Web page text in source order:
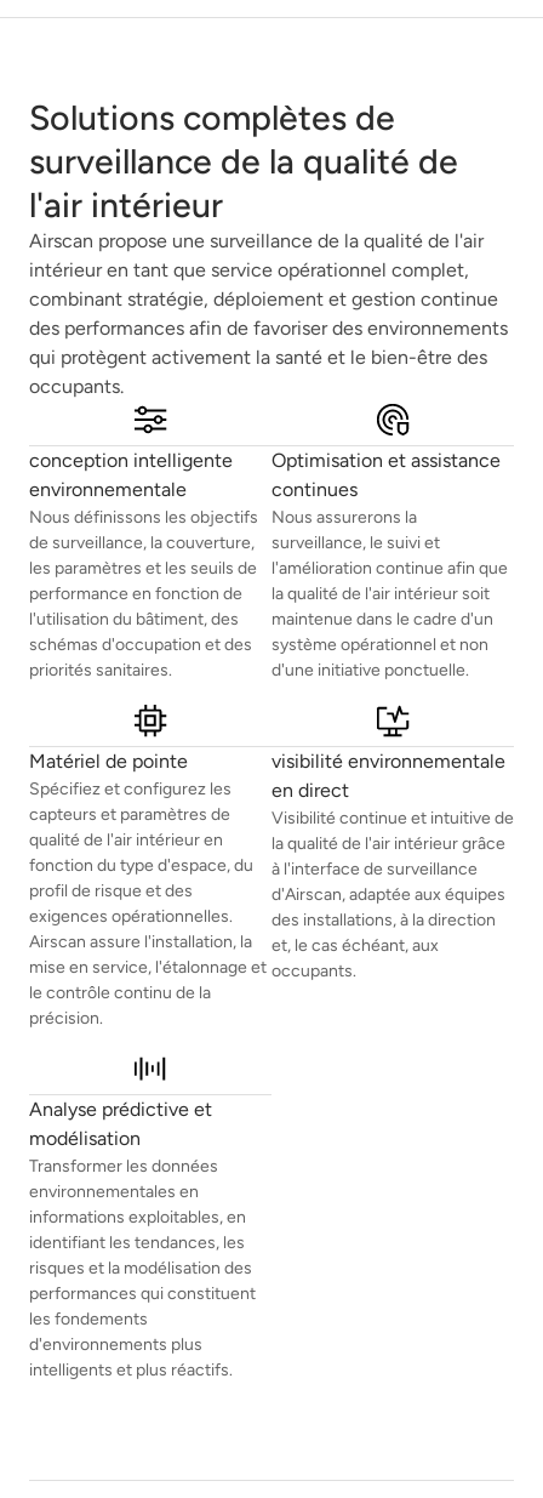
Solutions complètes de
surveillance de la qualité de
l'air intérieur
Airscan propose une surveillance de la qualité de l'air
intérieur en tant que service opérationnel complet,
combinant stratégie, déploiement et gestion continue
des performances afin de favoriser des environnements
qui protègent activement la santé et le bien-être des
occupants.
conception intelligente
environnementale
Nous définissons les objectifs
de surveillance, la couverture,
les paramètres et les seuils de
performance en fonction de
l'utilisation du bâtiment, des
schémas d'occupation et des
priorités sanitaires.
Optimisation et assistance
continues
Nous assurerons la
surveillance, le suivi et
l'amélioration continue afin que
la qualité de l'air intérieur soit
maintenue dans le cadre d'un
système opérationnel et non
d'une initiative ponctuelle.
Matériel de pointe
Spécifiez et configurez les
capteurs et paramètres de
qualité de l'air intérieur en
fonction du type d'espace, du
profil de risque et des
exigences opérationnelles.
Airscan assure l'installation, la
mise en service, l'étalonnage et
le contrôle continu de la
précision.
visibilité environnementale
en direct
Visibilité continue et intuitive de
la qualité de l'air intérieur grâce
à l'interface de surveillance
d'Airscan, adaptée aux équipes
des installations, à la direction
et, le cas échéant, aux
occupants.
Analyse prédictive et
modélisation
Transformer les données
environnementales en
informations exploitables, en
identifiant les tendances, les
risques et la modélisation des
performances qui constituent
les fondements
d'environnements plus
intelligents et plus réactifs.